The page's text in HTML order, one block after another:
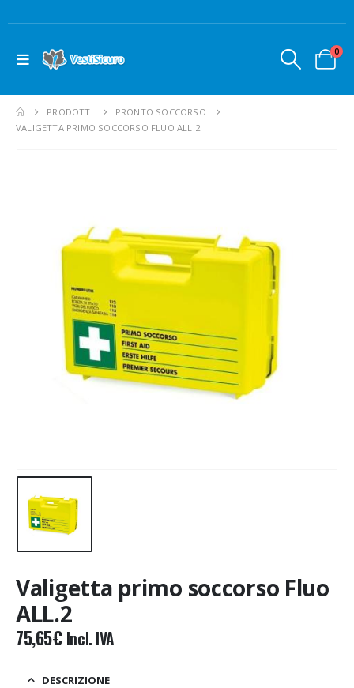
0
PRODOTTI
PRONTO SOCCORSO
VALIGETTA PRIMO SOCCORSO FLUO ALL.2
Valigetta primo soccorso Fluo
ALL.2
75,65€ Incl. IVA
DESCRIZIONE